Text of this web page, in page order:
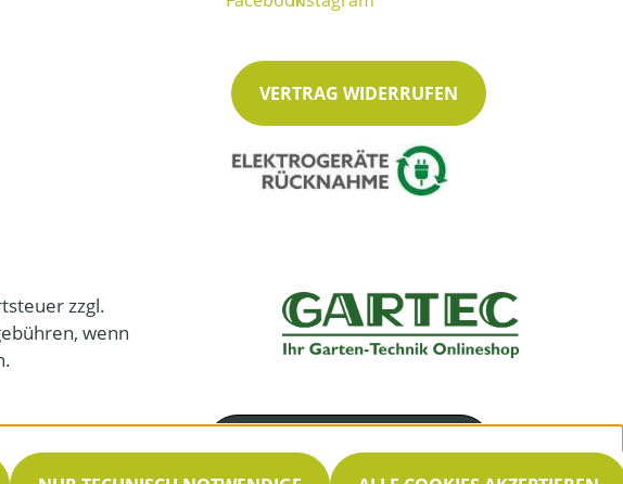
VERTRAG WIDERRUFEN
zzgl.
wenn
030 33002660